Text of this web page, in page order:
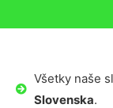
Všetky naše
Slovenska.